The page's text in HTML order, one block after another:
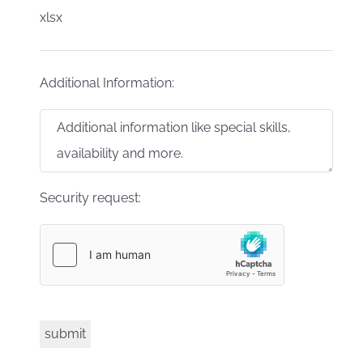
xlsx
Additional Information:
Security request: